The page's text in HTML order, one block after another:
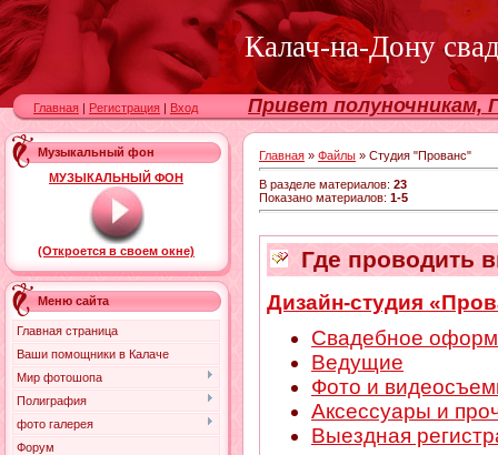
Калач-на-Дону
Главная | Регистрация | Вход Привет полуночникам,
Музыкальный фон
МУЗЫКАЛЬНЫЙ ФОН
(Откроется в своем окне)
Меню сайта
Главная страница
Ваши помощники в Калаче
Мир фотошопа
Полиграфия
фото галерея
Форум
Главная » Файлы » Студия "Прованс"
В разделе материалов: 23
Показано материалов: 1-5
Где проводить
Дизайн-студия
Свадебное
Ведущие
Фото и
Аксессуары и
Выездная